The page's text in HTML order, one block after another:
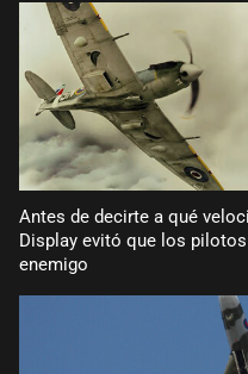
Antes de decirte a qué
Display evitó que los pilotos
enemigo